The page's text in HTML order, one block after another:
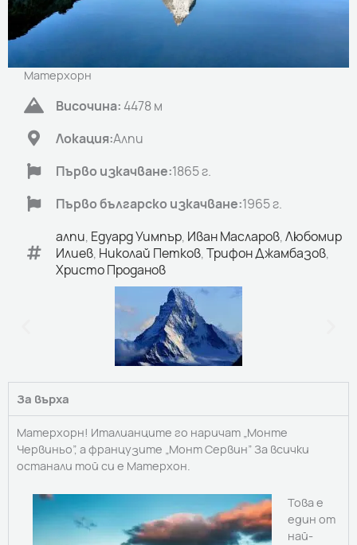
Матерхорн
Височина: 4478 м
Локация:Aлпи
Първо изкачване:1865 г.
Първо българско изкачване:1965 г.
алпи, Едуард Уимпър, Иван Масларов,Любомир
Илиев, Николай Петков,Трифон Джамбазов,
Христо Проданов
За върха
Матерхорн! Италианците го наричат „Монте
Червиньо”, а французите „Монт Сервин” За всички
останали той си е Матерхон.
Това е
един от
най-